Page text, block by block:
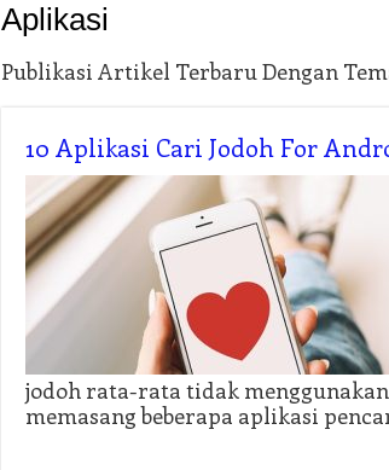
Aplikasi
Publikasi Artikel Terbaru Dengan
10 Aplikasi Cari Jodoh For
jodoh rata-rata tidak
memasang beberapa aplikasi